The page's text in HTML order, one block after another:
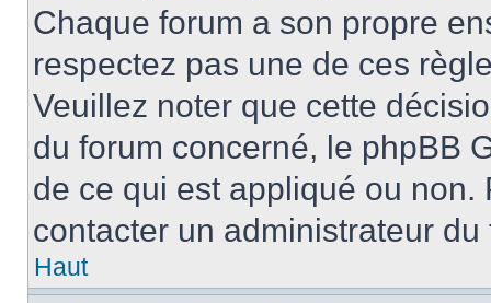
Chaque forum a son propre
respectez pas une de ces
Veuillez noter que cette
du forum concerné, le phpBB
de ce qui est appliqué ou non.
contacter un administrateur du
Haut